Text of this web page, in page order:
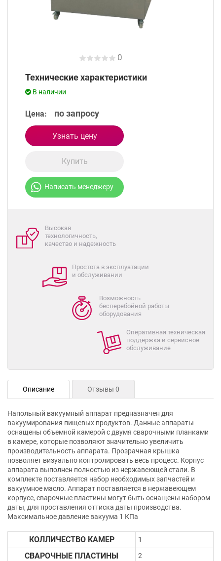
0
Технические характеристики
В наличии
Цена: по запросу
Узнать цену
Купить
Написать менеджеру
Высокая
технологичность,
качество и надежность
Простота в эксплуатации
и обслуживании
Возможность
бесперебойной работы
оборудования
Оперативная техническая
поддержка и сервисное
обслуживание
Описание Отзывы 0
Напольный вакуумный аппарат предназначен для
вакуумирования пищевых продуктов. Данные аппараты
оснащены объемной камерой с двумя сварочными планками
в камере, которые позволяют значительно увеличить
производительность аппарата. Прозрачная крышка
позволяет визуально контролировать весь процесс. Корпус
аппарата выполнен полностью из нержавеющей стали. В
комплекте поставляется набор необходимых запчастей и
вакуумное масло. Аппарат поставляется в нержавеющем
корпусе, сварочные пластины могут быть оснащены набором
даты, для проставления оттиска даты производства.
Максимальное давление вакуума 1 КПа
КОЛЛИЧЕСТВО КАМЕР 1
СВАРОЧНЫЕ ПЛАСТИНЫ 2